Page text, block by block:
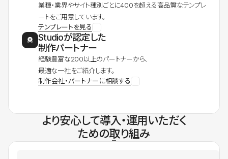
業種・業界やサイト種別ごとに400を超える高品質なテンプレ
ートをご用意しています。
テンプレートを見る
Studioが認定した
制作パートナー
経験豊富な200以上のパートナーから、
最適な一社をご紹介します。
制作会社・パートナーに相談する
より安心して導入・運用いただく
ための取り組み